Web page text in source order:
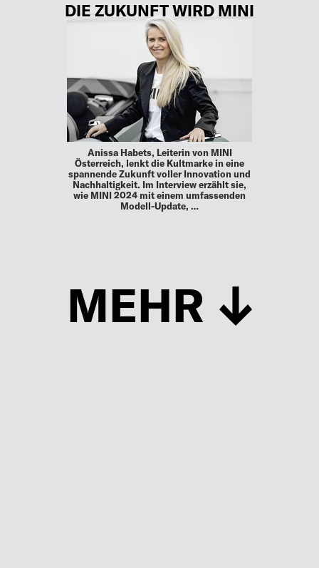
DIE ZUKUNFT WIRD MINI
Anissa Habets, Leiterin von MINI
Österreich, lenkt die Kultmarke in eine
spannende Zukunft voller Innovation und
Nachhaltigkeit. Im Interview erzählt sie,
wie MINI 2024 mit einem umfassenden
Modell-Update, …
MEHR